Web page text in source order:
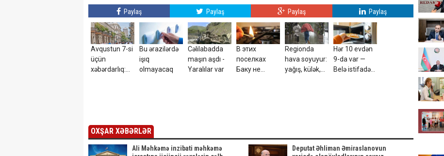
Paylaş Paylaş Paylaş Paylaş
Avqustun 7-si
üçün
xəbərdarlıq:
Bu ərazilərdə
işıq
olmayacaq
Cəlilabadda
maşın aşdı -
Yaralılar var
В этих
поселках
Баку не
Regionda
hava soyuyur:
yağış, külək,
Hər 10 evdən
9-da var —
Belə istifadə
OXŞAR XƏBƏRLƏR
Ali Məhkəmə inzibati məhkəmə
Deputat Əhliman Əmiraslanovun